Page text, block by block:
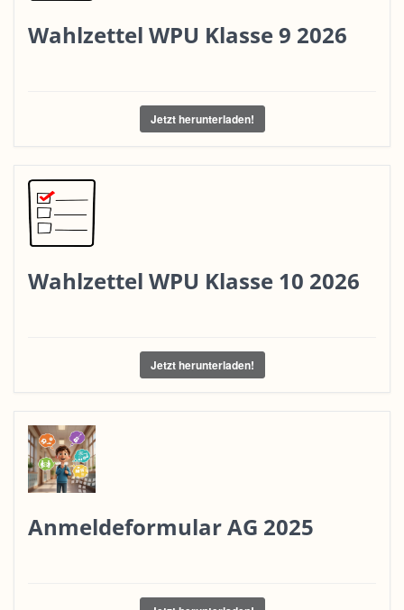
Wahlzettel WPU Klasse 9 2026
Jetzt herunterladen!
Wahlzettel WPU Klasse 10 2026
Jetzt herunterladen!
Anmeldeformular AG 2025